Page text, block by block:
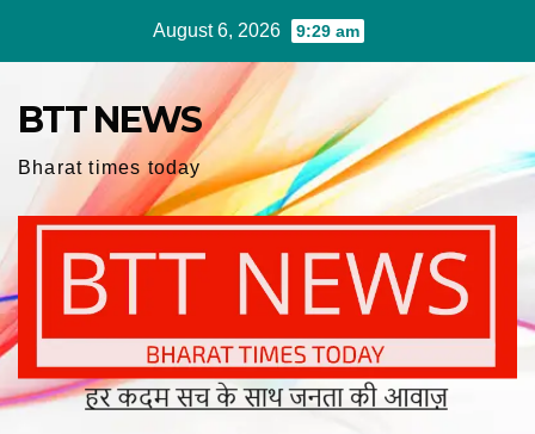
August 6, 2026 9:29 am
BTT NEWS
Bharat times today